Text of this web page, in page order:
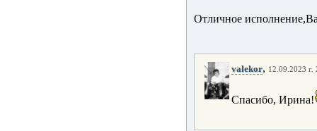
Отличное
valekor, 12.09.2023 г.
Спасибо, Ирина!